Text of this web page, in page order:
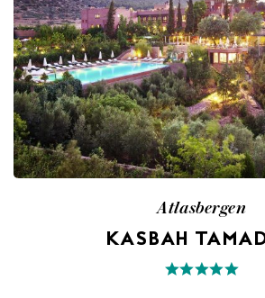
Atlasbergen
KASBAH